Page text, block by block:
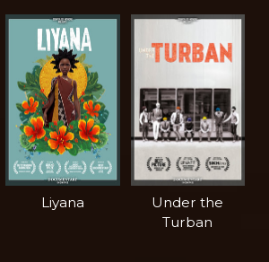
Liyana
Under the
Turban